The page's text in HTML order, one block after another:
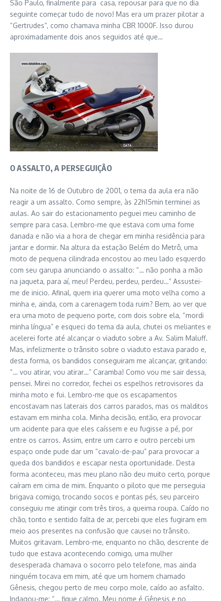
São Paulo, finalmente para casa, repousar para que no dia
seguinte começar tudo de novo! Mas era um prazer pilotar a
“Gertrudes”, como chamava minha CBR 1000F. Isso durou
aproximadamente dois anos seguidos até que…
O ASSALTO, A PERSEGUIÇÃO
Na noite de 16 de Outubro de 2001, o tema da aula era não
reagir a um assalto. Como sempre, às 22h15min terminei as
aulas. Ao sair do estacionamento peguei meu caminho de
sempre para casa. Lembro-me que estava com uma fome
danada e não via a hora de chegar em minha residência para
jantar e dormir. Na altura da estação Belém do Metrô, uma
moto de pequena cilindrada encostou ao meu lado esquerdo
com seu garupa anunciando o assalto: “… não ponha a mão
na jaqueta, para aí, meu! Perdeu, perdeu, perdeu…” Assustei-
me de inicio. Afinal, quem iria querer uma moto velha como a
minha e, ainda, com a carenagem toda ruim? Bem, ao ver que
era uma moto de pequeno porte, com dois sobre ela, “mordi
minha língua” e esqueci do tema da aula, chutei os meliantes e
acelerei forte até alcançar o viaduto sobre a Av. Salim Maluff.
Mas, infelizmente o trânsito sobre o viaduto estava parado e,
desta forma, os bandidos conseguiram me alcançar, gritando:
“… vou atirar, vou atirar…” Caramba! Como vou me sair dessa,
pensei. Mirei no corredor, fechei os espelhos retrovisores da
minha moto e fui. Lembro-me que os escapamentos
encostavam nas laterais dos carros parados, mas os malditos
estavam em minha cola. Minha decisão, então, era provocar
um acidente para que eles caíssem e eu fugisse a pé, por
entre os carros. Assim, entre um carro e outro percebi um
espaço onde pude dar um “cavalo-de-pau” para provocar a
queda dos bandidos e escapar nesta oportunidade. Desta
forma aconteceu, mas meu plano não deu muito certo, porque
caíram em cima de mim. Enquanto o piloto que me perseguia
brigava comigo, trocando socos e pontas pés, seu parceiro
conseguiu me atingir com três tiros, a queima roupa. Caído no
chão, tonto e sentido falta de ar, percebi que eles fugiram em
meio aos presentes na confusão que causei no trânsito.
Muitos gritavam. Lembro-me, enquanto no chão, descrente de
tudo que estava acontecendo comigo, uma mulher
desesperada chamava o socorro pelo telefone, mas ainda
ninguém tocava em mim, até que um homem chamado
Gênesis, chegou perto de meu corpo mole, caído ao asfalto.
Indagou-me: “… fique calmo. Meu nome é Gênesis e no